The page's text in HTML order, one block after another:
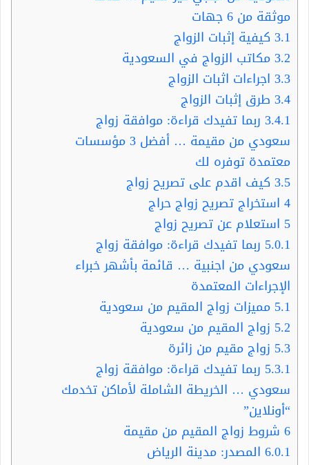
موثقة من 6 جهات
3.1 كيفية إثبات الزواج
3.2مكاتب الزواج في السعودية
3.3 اجراءات اثبات الزواج
3.4 طرق إثبات الزواج
3.4.1 ربما تفيدك قراءة: موافقة زواج
سعودي من مقيمة … أفضل 3 مؤسسات
معتمدة توفره لك
3.5 كيف اقدم على تصريح زواج
4 استخراج تصريح زواج حراج
5 استعلام عن تصريح زواج
5.0.1 ربما تفيدك قراءة: موافقة زواج
سعودي من اجنبية … قائمة بأشهر خبراء
الإجراءات المعتمدة
5.1 مميزات زواج المقيم من سعودية
5.2 زواج المقيم من سعودية
5.3 زواج مقيم من زائرة
5.3.1 ربما تفيدك قراءة: موافقة زواج
سعودي … الخريطة الشاملة لأماكن تخدمك
“أونلاين”
6 شروط زواج المقيم من مقيمة
6.0.1 المصدر: مدينة الرياض